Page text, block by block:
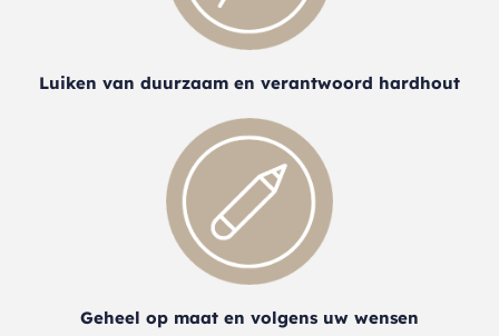
Luiken van duurzaam en verantwoord hardhout
Geheel op maat en volgens uw wensen